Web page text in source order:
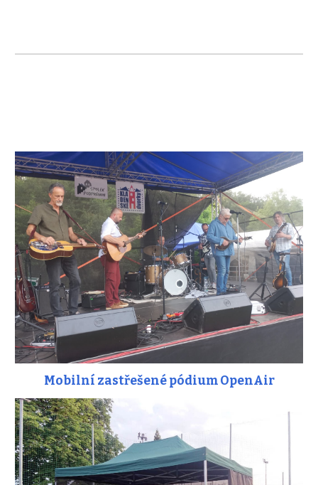
Mobilní zastřešené pódium OpenAir